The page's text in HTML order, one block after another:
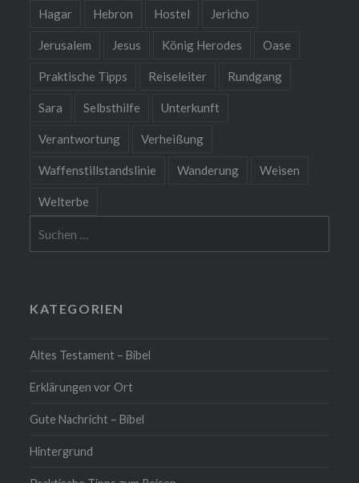
Hagar Hebron Hostel Jericho
Jerusalem Jesus König Herodes Oase
Praktische Tipps Reiseleiter Rundgang
Sara Selbsthilfe Unterkunft
Verantwortung Verheißung
Waffenstillstandslinie Wanderung Weisen
Welterbe
nach:
KATEGORIEN
Altes Testament – Bibel
Erklärungen vor Ort
Gute Nachricht – Bibel
Hintergrund